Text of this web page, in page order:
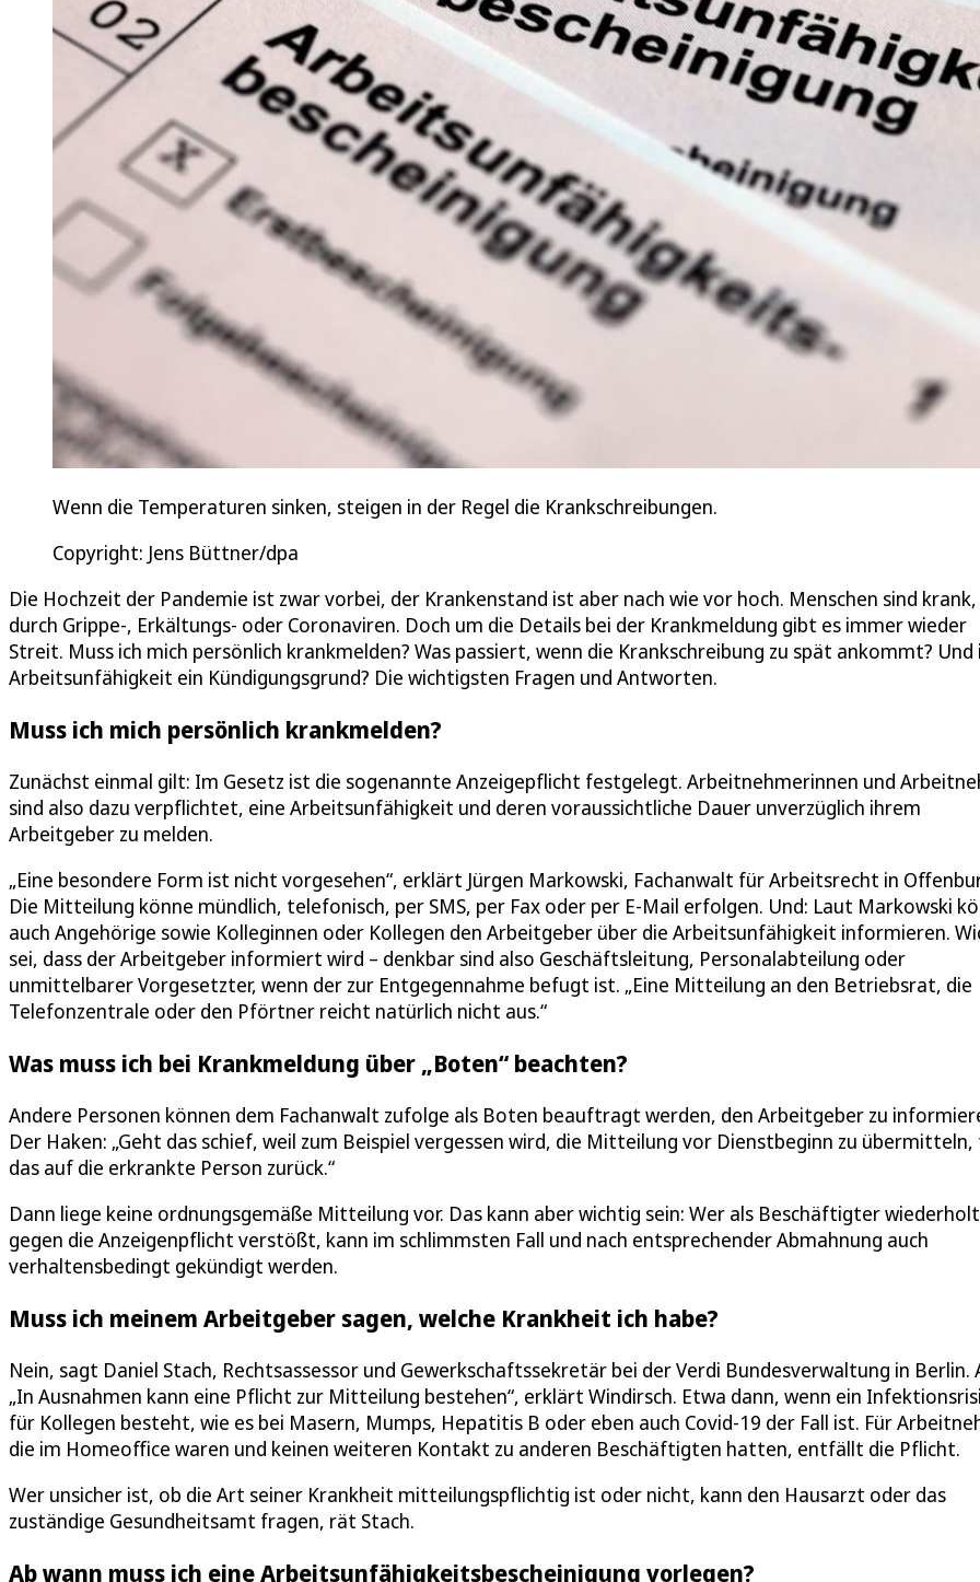
Wenn die Temperaturen sinken, steigen in der Regel die Krankschreibungen.
Copyright: Jens Büttner/dpa
Die Hochzeit der Pandemie ist zwar vorbei, der Krankenstand ist aber nach wie vor hoch. Menschen sind
durch Grippe-, Erkältungs- oder Coronaviren. Doch um die Details bei der Krankmeldung gibt es immer wieder
Streit. Muss ich mich persönlich krankmelden? Was passiert, wenn die Krankschreibung zu spät ankommt? Und
Arbeitsunfähigkeit ein Kündigungsgrund? Die wichtigsten Fragen und Antworten.
Muss ich mich persönlich krankmelden?
Zunächst einmal gilt: Im Gesetz ist die sogenannte Anzeigepflicht festgelegt. Arbeitnehmerinnen und
sind also dazu verpflichtet, eine Arbeitsunfähigkeit und deren voraussichtliche Dauer unverzüglich ihrem
Arbeitgeber zu melden.
„Eine besondere Form ist nicht vorgesehen“, erklärt Jürgen Markowski, Fachanwalt für Arbeitsrecht in
Die Mitteilung könne mündlich, telefonisch, per SMS, per Fax oder per E-Mail erfolgen. Und: Laut Markowski
auch Angehörige sowie Kolleginnen oder Kollegen den Arbeitgeber über die Arbeitsunfähigkeit informieren.
sei, dass der Arbeitgeber informiert wird – denkbar sind also Geschäftsleitung, Personalabteilung oder
unmittelbarer Vorgesetzter, wenn der zur Entgegennahme befugt ist. „Eine Mitteilung an den Betriebsrat, die
Telefonzentrale oder den Pförtner reicht natürlich nicht aus.“
Was muss ich bei Krankmeldung über „Boten“ beachten?
Andere Personen können dem Fachanwalt zufolge als Boten beauftragt werden, den Arbeitgeber zu
Der Haken: „Geht das schief, weil zum Beispiel vergessen wird, die Mitteilung vor Dienstbeginn zu
das auf die erkrankte Person zurück.“
Dann liege keine ordnungsgemäße Mitteilung vor. Das kann aber wichtig sein: Wer als Beschäftigter wiederholt
gegen die Anzeigenpflicht verstößt, kann im schlimmsten Fall und nach entsprechender Abmahnung auch
verhaltensbedingt gekündigt werden.
Muss ich meinem Arbeitgeber sagen, welche Krankheit ich habe?
Nein, sagt Daniel Stach, Rechtsassessor und Gewerkschaftssekretär bei der Verdi Bundesverwaltung in Berlin.
„In Ausnahmen kann eine Pflicht zur Mitteilung bestehen“, erklärt Windirsch. Etwa dann, wenn ein
für Kollegen besteht, wie es bei Masern, Mumps, Hepatitis B oder eben auch Covid-19 der Fall ist. Für
die im Homeoffice waren und keinen weiteren Kontakt zu anderen Beschäftigten hatten, entfällt die Pflicht.
Wer unsicher ist, ob die Art seiner Krankheit mitteilungspflichtig ist oder nicht, kann den Hausarzt oder das
zuständige Gesundheitsamt fragen, rät Stach.
Ab wann muss ich eine Arbeitsunfähigkeitsbescheinigung vorlegen?